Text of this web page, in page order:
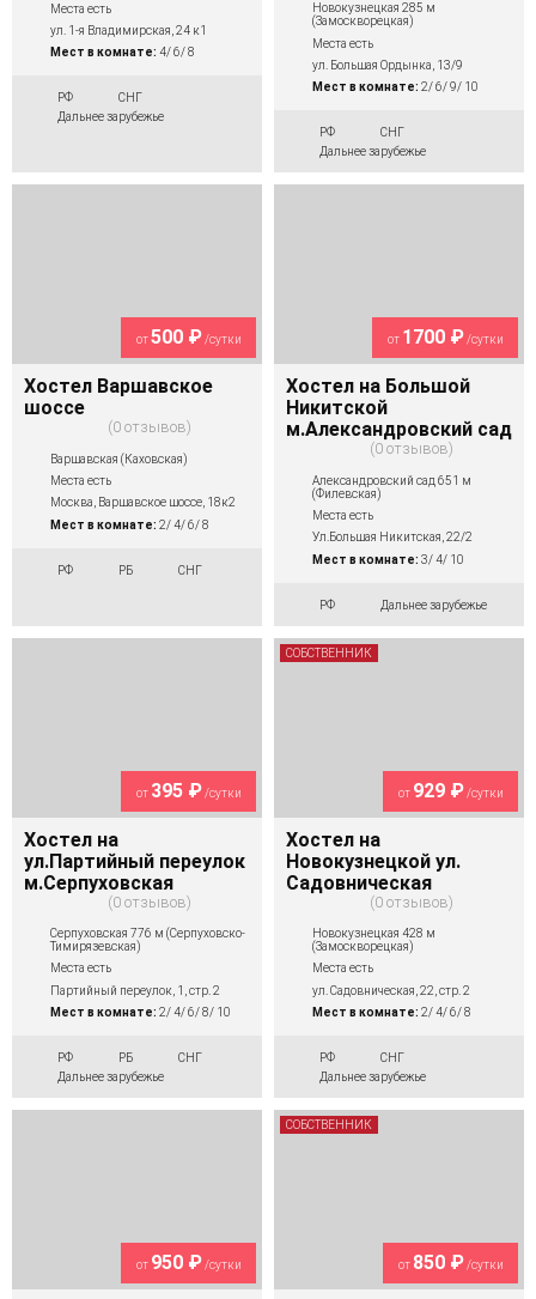
Места есть
ул. 1-я Владимирская, 24 к1
Мест в комнате: 4/ 6/ 8
РФ
СНГ
Дальнее зарубежье
Новокузнецкая 285 м
(Замоскворецкая)
Места есть
ул. Большая Ордынка, 13/9
Мест в комнате: 2/ 6/ 9/ 10
РФ
СНГ
Дальнее зарубежье
от500 ₽ /сутки
Хостел Варшавское
шоссе
0 отзывов
Варшавская (Каховская)
Места есть
Москва, Варшавское шоссе, 18к2
Мест в комнате: 2/ 4/ 6/ 8
РФ РБ СНГ
от 1700 ₽ /сутки
Хостел на Большой
Никитской
м.Александровский сад
0 отзывов
Александровский сад 651 м
(Филевская)
Места есть
Ул.Большая Никитская, 22/2
Мест в комнате: 3/ 4/ 10
РФ Дальнее зарубежье
от 395 ₽/сутки
Хостел на
ул.Партийный переулок
м.Серпуховская
0 отзывов
Серпуховская 776 м (Серпуховско-
Тимирязевская)
Места есть
Партийный переулок, 1, стр. 2
Мест в комнате: 2/ 4/ 6/ 8/ 10
РФ РБ
СНГ
Дальнее зарубежье
от 929 ₽/сутки
Хостел на
Новокузнецкой ул.
Садовническая
0 отзывов
Новокузнецкая 428 м
(Замоскворецкая)
Места есть
ул. Садовническая, 22, стр. 2
Мест в комнате: 2/ 4/ 6/ 8
РФ
СНГ
Дальнее зарубежье
СОБСТВЕННИК
от 950 ₽/сутки от 850 ₽/сутки
СОБСТВЕННИК